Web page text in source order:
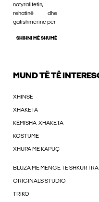
natyralitetin,
rehatinë dhe
gatishmërinë për
SHIHNI MË SHUMË
MUND TË TË
XHINSE
XHAKETA
KËMISHA-XHAKETA
KOSTUME
XHUPA ME KAPUÇ
BLUZA ME MËNGË TË SHKURTRA
ORIGINALS STUDIO
TRIKO